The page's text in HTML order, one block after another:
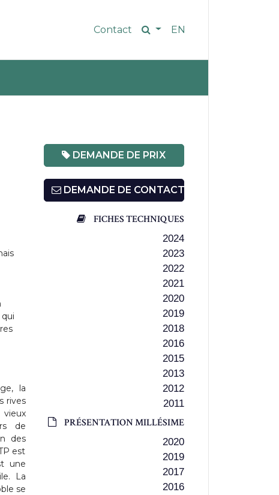
Contact EN
la
rives
de
des
est
une
La
se
DEMANDE DE PRIX
DEMANDE DE CONTACT
FICHES TECHNIQUES
2024
2023
2022
2021
2020
2019
2018
2016
2015
2013
2012
2011
PRÉSENTATION MILLÉSIME
2020
2019
2017
2016